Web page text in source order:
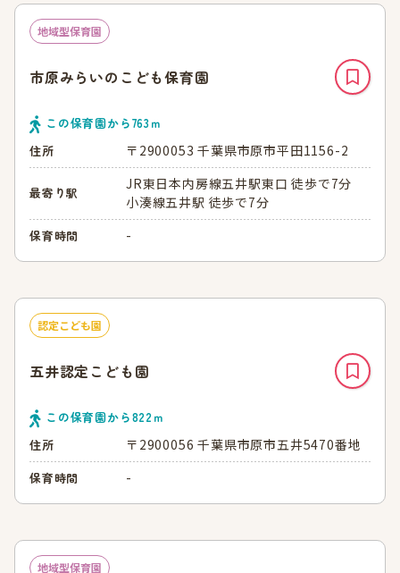
地域型保育園
市原みらいのこども保育園
この保育園から763ｍ
住所
〒2900053 千葉県市原市平田1156-2
最寄り駅
JR東日本内房線五井駅東口 徒歩で7分
小湊線五井駅 徒歩で7分
保育時間 -
認定こども園
五井認定こども園
この保育園から822ｍ
住所
〒2900056 千葉県市原市五井5470番地
保育時間 -
地域型保育園